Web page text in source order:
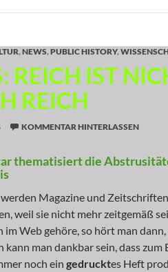
, NEWS, PUBLIC HISTORY,
REICH IST
REICH
KOMMENTAR HINTERLASSEN
thematisiert die
Magazine und
weil sie nicht mehr zeitgemäß
im Web gehöre, so hört man
kann man dankbar sein, dass zum
noch ein gedrucktes Heft